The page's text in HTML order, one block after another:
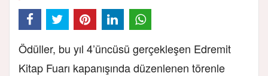
Ödüller, bu yıl 4’üncüsü gerçekleşen Edremit
Kitap Fuarı kapanışında düzenlenen törenle